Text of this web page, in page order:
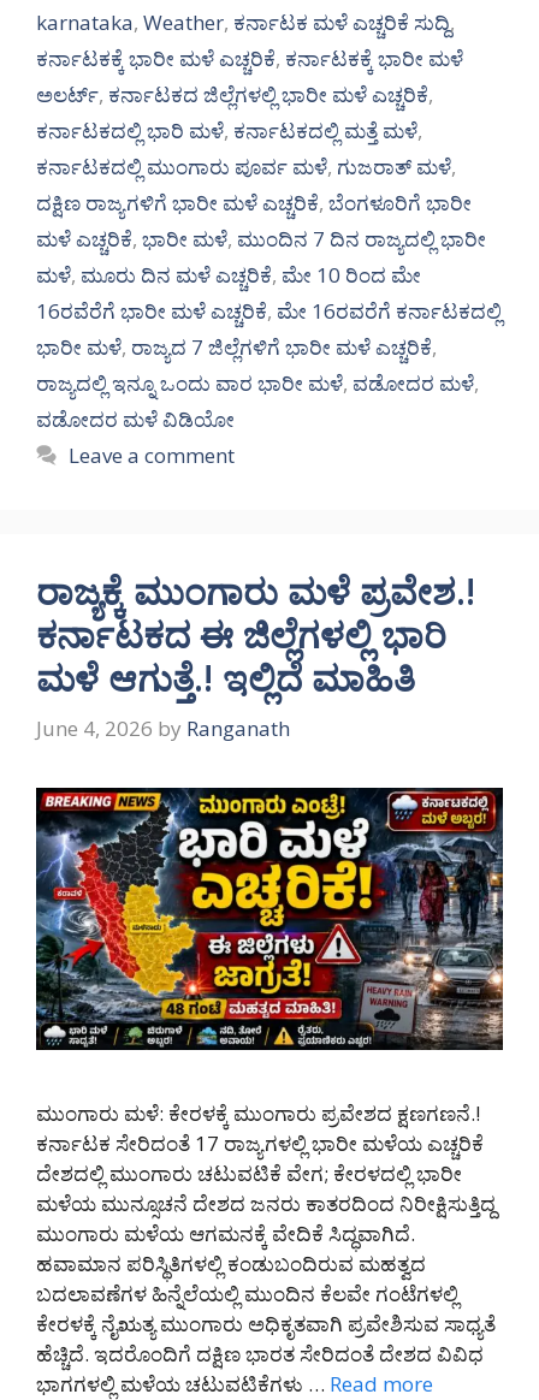
karnataka, Weather, ಕರ್ನಾಟಕ ಮಳೆ ಎಚ್ಚರಿಕೆ ಸುದ್ದಿ,
ಕರ್ನಾಟಕಕ್ಕೆ ಭಾರೀ ಮಳೆ ಎಚ್ಚರಿಕೆ, ಕರ್ನಾಟಕಕ್ಕೆ ಭಾರೀ ಮಳೆ
ಅಲರ್ಟ್‌, ಕರ್ನಾಟಕದ ಜಿಲ್ಲೆಗಳಲ್ಲಿ ಭಾರೀ ಮಳೆ ಎಚ್ಚರಿಕೆ,
ಕರ್ನಾಟಕದಲ್ಲಿ ಭಾರಿ ಮಳೆ, ಕರ್ನಾಟಕದಲ್ಲಿ ಮತ್ತೆ ಮಳೆ,
ಕರ್ನಾಟಕದಲ್ಲಿ ಮುಂಗಾರು ಪೂರ್ವ ಮಳೆ, ಗುಜರಾತ್ ಮಳೆ,
ದಕ್ಷಿಣ ರಾಜ್ಯಗಳಿಗೆ ಭಾರೀ ಮಳೆ ಎಚ್ಚರಿಕೆ, ಬೆಂಗಳೂರಿಗೆ ಭಾರೀ
ಮಳೆ ಎಚ್ಚರಿಕೆ, ಭಾರೀ ಮಳೆ, ಮುಂದಿನ 7 ದಿನ ರಾಜ್ಯದಲ್ಲಿ ಭಾರೀ
ಮಳೆ, ಮೂರು ದಿನ ಮಳೆ ಎಚ್ಚರಿಕೆ, ಮೇ 10 ರಿಂದ ಮೇ
16ರವೆರೆಗೆ ಭಾರೀ ಮಳೆ ಎಚ್ಚರಿಕೆ, ಮೇ 16ರವರೆಗೆ ಕರ್ನಾಟಕದಲ್ಲಿ
ಭಾರೀ ಮಳೆ, ರಾಜ್ಯದ 7 ಜಿಲ್ಲೆಗಳಿಗೆ ಭಾರೀ ಮಳೆ ಎಚ್ಚರಿಕೆ,
ರಾಜ್ಯದಲ್ಲಿ ಇನ್ನೂ ಒಂದು ವಾರ ಭಾರೀ ಮಳೆ, ವಡೋದರ ಮಳೆ,
ವಡೋದರ ಮಳೆ ವಿಡಿಯೋ
Leave a comment
ರಾಜ್ಯಕ್ಕೆ ಮುಂಗಾರು ಮಳೆ ಪ್ರವೇಶ.!
ಕರ್ನಾಟಕದ ಈ ಜಿಲ್ಲೆಗಳಲ್ಲಿ ಭಾರಿ
ಮಳೆ ಆಗುತ್ತೆ.! ಇಲ್ಲಿದೆ ಮಾಹಿತಿ
June 4, 2026 by Ranganath
ಮುಂಗಾರು ಮಳೆ: ಕೇರಳಕ್ಕೆ ಮುಂಗಾರು ಪ್ರವೇಶದ ಕ್ಷಣಗಣನೆ.!
ಕರ್ನಾಟಕ ಸೇರಿದಂತೆ 17 ರಾಜ್ಯಗಳಲ್ಲಿ ಭಾರೀ ಮಳೆಯ ಎಚ್ಚರಿಕೆ
ದೇಶದಲ್ಲಿ ಮುಂಗಾರು ಚಟುವಟಿಕೆ ವೇಗ; ಕೇರಳದಲ್ಲಿ ಭಾರೀ
ಮಳೆಯ ಮುನ್ಸೂಚನೆ ದೇಶದ ಜನರು ಕಾತರದಿಂದ ನಿರೀಕ್ಷಿಸುತ್ತಿದ್ದ
ಮುಂಗಾರು ಮಳೆಯ ಆಗಮನಕ್ಕೆ ವೇದಿಕೆ ಸಿದ್ಧವಾಗಿದೆ.
ಹವಾಮಾನ ಪರಿಸ್ಥಿತಿಗಳಲ್ಲಿ ಕಂಡುಬಂದಿರುವ ಮಹತ್ವದ
ಬದಲಾವಣೆಗಳ ಹಿನ್ನೆಲೆಯಲ್ಲಿ ಮುಂದಿನ ಕೆಲವೇ ಗಂಟೆಗಳಲ್ಲಿ
ಕೇರಳಕ್ಕೆ ನೈಋತ್ಯ ಮುಂಗಾರು ಅಧಿಕೃತವಾಗಿ ಪ್ರವೇಶಿಸುವ ಸಾಧ್ಯತೆ
ಹೆಚ್ಚಿದೆ. ಇದರೊಂದಿಗೆ ದಕ್ಷಿಣ ಭಾರತ ಸೇರಿದಂತೆ ದೇಶದ ವಿವಿಧ
ಭಾಗಗಳಲ್ಲಿ ಮಳೆಯ ಚಟುವಟಿಕೆಗಳು … Read more